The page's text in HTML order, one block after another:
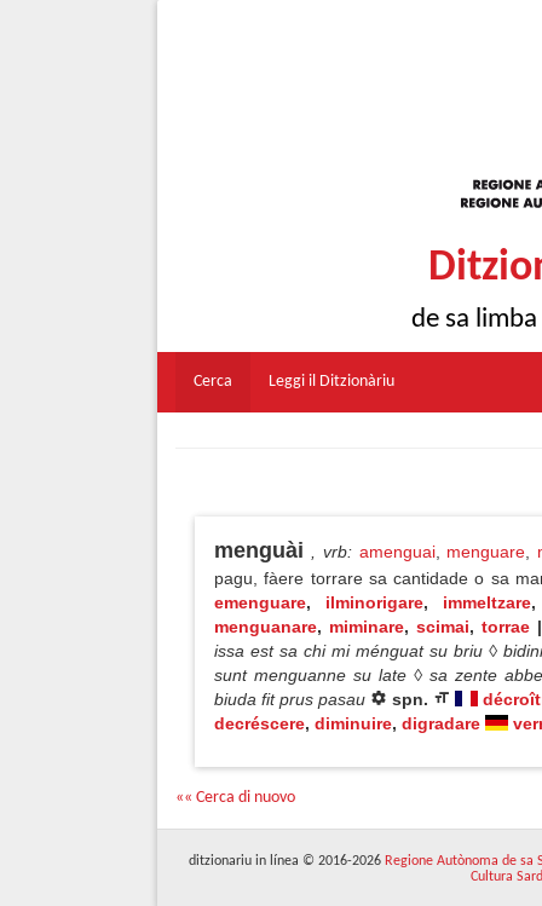
de sa
Cerca Leggi il Ditzionàriu
menguài , vrb: amenguai, menguare
pagu, fàere torrare sa cantidade o sa
emenguare, ilminorigare, immeltzare
menguanare, miminare, scimai, torrae
issa est sa chi mi ménguat su briu ◊
sunt menguanne su late ◊ sa zente
biuda fit prus pasau
spn.
decréscere, diminuire, digradare
«« Cerca di nuovo
ditzionariu in línea © 2016-2026 Regione Autònoma de sa
Cultura